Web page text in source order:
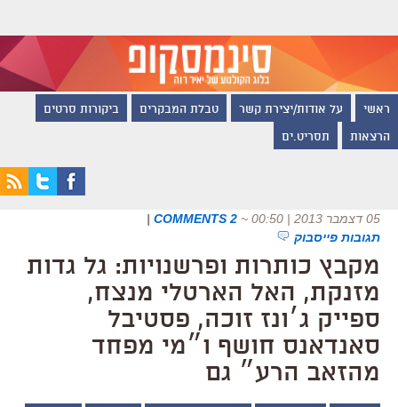
ראשי על אודות/יצירת קשר טבלת המבקרים ביקורות סרטים
הרצאות תסריט.ים
05 דצמבר 2013 | 00:50 ~
2 COMMENTS
|
תגובות פייסבוק
מקבץ כותרות ופרשנויות: גל גדות
מזנקת, האל הארטלי מנצח,
ספייק ג׳ונז זוכה, פסטיבל
סאנדאנס חושף ו״מי מפחד
מהזאב הרע״ גם